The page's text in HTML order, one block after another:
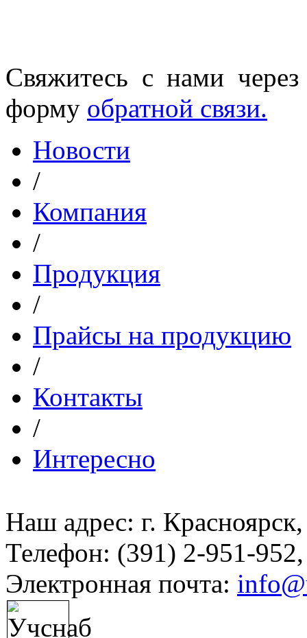
Свяжитесь с нами
форму обратной связи.
Новости
/
Компания
/
Продукция
/
Прайсы на продукцию
/
Контакты
/
Интересно
Наш адрес: г.
Телефон: (391) 2-951-
Электронная почта: